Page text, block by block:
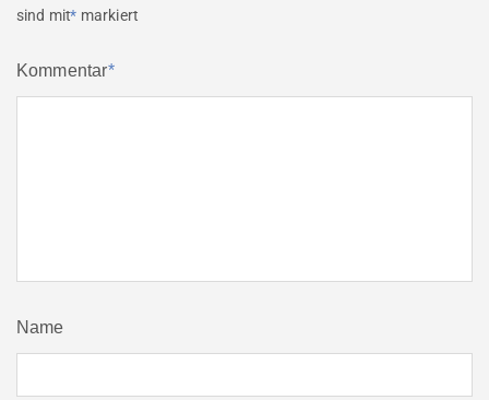
sind mit* markiert
Kommentar*
Name